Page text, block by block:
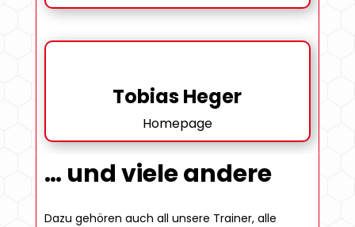
Tobias Heger
Homepage
… und viele andere
Dazu gehören auch all unsere Trainer, alle